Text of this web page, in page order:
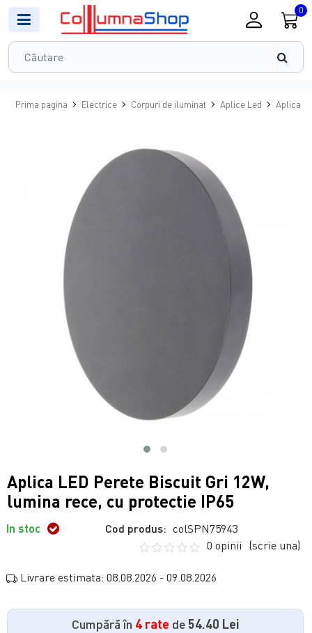
0
Prima pagina Electrice Corpuri de iluminat Aplice Led Aplica
Aplica LED Perete Biscuit Gri 12W,
lumina rece, cu protectie IP65
In stoc Cod produs: colSPN75943
0 opinii (scrie una)
Livrare estimata: 08.08.2026 - 09.08.2026
Cumpără în 4 rate de54.40 Lei